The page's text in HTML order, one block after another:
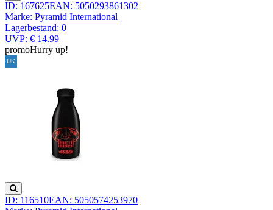
ID: 167625EAN: 5050293861302
Marke: Pyramid International
Lagerbestand: 0
UVP: € 14.99
promoHurry up!
ID: 116510EAN: 5050574253970